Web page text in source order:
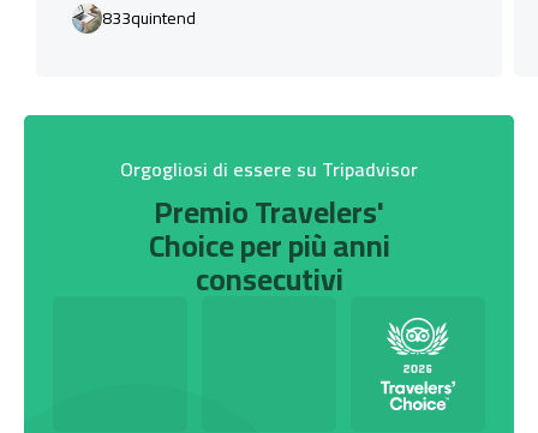
833quintend
Orgogliosi di essere su Tripadvisor
Premio Travelers'
Choice per più anni
consecutivi